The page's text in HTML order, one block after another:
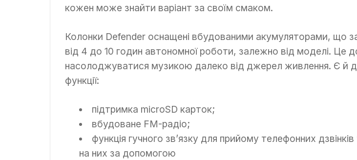
кожен може знайти варіант за своїм смаком.
Колонки Defender оснащені вбудованими акумуляторами, що
від 4 до 10 годин автономної роботи, залежно від моделі. Це
насолоджуватися музикою далеко від джерел живлення. Є й
функції:
підтримка microSD карток;
вбудоване FM-радіо;
функція гучного зв’язку для прийому телефонних дзвінків
на них за допомогою